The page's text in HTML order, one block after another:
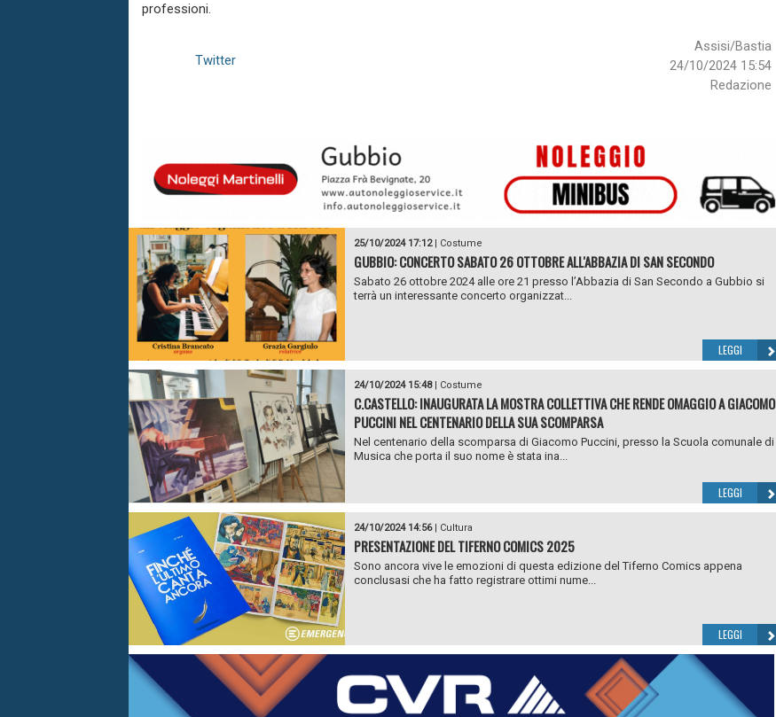
professioni.
Assisi/Bastia
24/10/2024 15:54
Redazione
Twitter
25/10/2024 17:12| Costume
GUBBIO: CONCERTO SABATO 26 OTTOBRE ALL'ABBAZIA DI SAN SECONDO
Sabato 26 ottobre 2024 alle ore 21 presso l’Abbazia di San Secondo a Gubbio si
terrà un interessante concerto organizzat...
LEGGI
24/10/2024 15:48| Costume
C.CASTELLO: INAUGURATA LA MOSTRA COLLETTIVA CHE RENDE OMAGGIO A GIACOMO
PUCCINI NEL CENTENARIO DELLA SUA SCOMPARSA
Nel centenario della scomparsa di Giacomo Puccini, presso la Scuola comunale di
Musica che porta il suo nome è stata ina...
LEGGI
24/10/2024 14:56| Cultura
PRESENTAZIONE DEL TIFERNO COMICS 2025
Sono ancora vive le emozioni di questa edizione del Tiferno Comics appena
conclusasi che ha fatto registrare ottimi nume...
LEGGI